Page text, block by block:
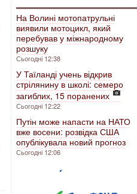
На Волині мотопатрульні
виявили мотоцикл, який
перебував у міжнародному
розшуку
Сьогодні 12:38
У Таїланді учень відкрив
стрілянину в школі: семеро
загиблих, 15 поранених
Сьогодні 12:22
Путін може напасти на НАТО
вже восени: розвідка США
опублікувала новий прогноз
Сьогодні 12:06